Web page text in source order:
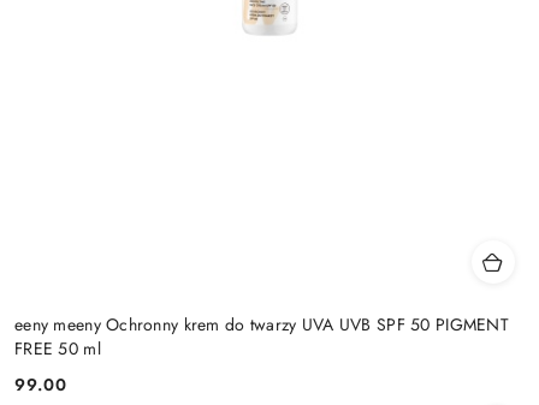
eeny meeny Ochronny krem do twarzy UVA UVB SPF 50 PIGMENT
FREE 50 ml
Cena:
99.00